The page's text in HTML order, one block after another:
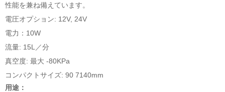
性能を兼ね備えています。
電圧オプション: 12V, 24V
電力：10W
流量: 15L／分
真空度: 最大 -80KPa
コンパクトサイズ: 90 7140mm
用途：